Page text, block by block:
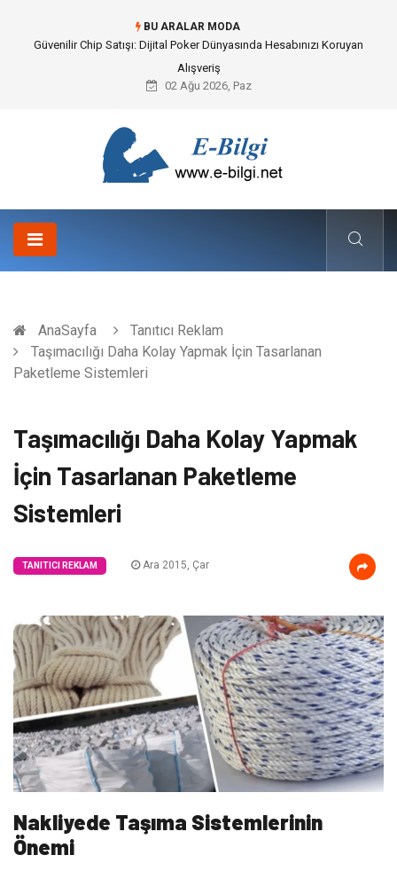
BU ARALAR MODA
Bahçe Çiti Kültürü ve Modern Peyzaj Mimarisindeki Hayati Rolü
02 Ağu 2026, Paz
AnaSayfa
Tanıtıcı Reklam
Taşımacılığı Daha Kolay Yapmak İçin Tasarlanan
Paketleme Sistemleri
Taşımacılığı Daha Kolay Yapmak
İçin Tasarlanan Paketleme
Sistemleri
TANITICI REKLAM Ara 2015, Çar
Nakliyede Taşıma Sistemlerinin
Önemi